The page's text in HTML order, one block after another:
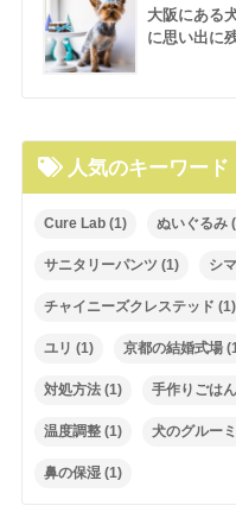
大阪にある
に思い出に
人気のキーワード
Cure Lab(1) ぬいぐるみ
サニタリーパンツ (1) シ
チャイニーズクレステッド (1)
ユリ (1) 京都の結婚式場
対処方法(1) 手作りごはん
温度調整(1) 犬のグルー
鼻の保湿(1)